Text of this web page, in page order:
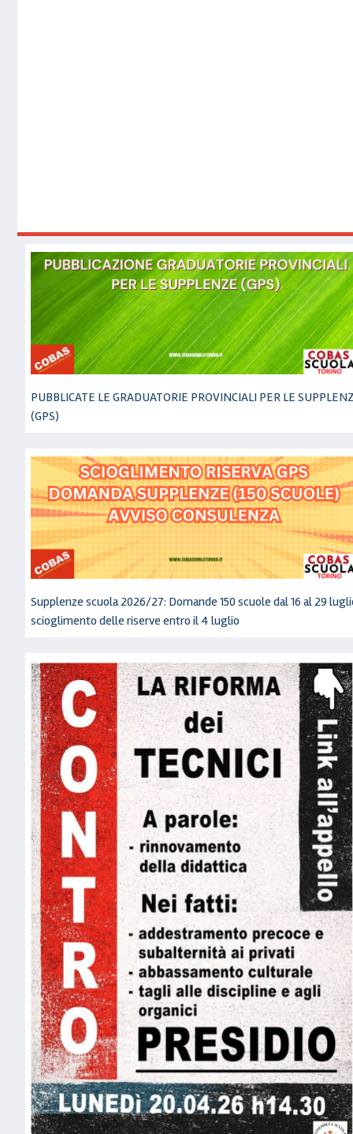
PUBBLICATE LE GRADUATORIE PROVINCIALI PER LE
(GPS)
Supplenze scuola 2026/27: Domande 150 scuole dal 16 al 29
scioglimento delle riserve entro il 4 luglio